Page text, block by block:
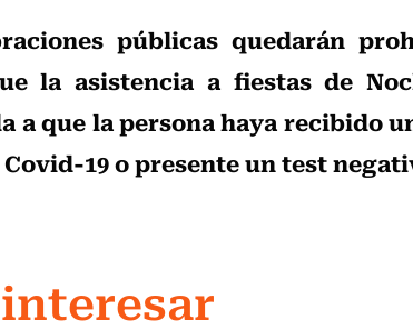
públicas quedarán
la asistencia a fiestas de
a que la persona haya recibido
19 o presente un test